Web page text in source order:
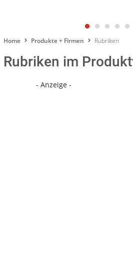
Home Produkte + Firmen Rubriken
Rubriken im
- Anzeige -